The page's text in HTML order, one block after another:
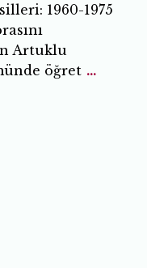
1960-1975
Artuklu
öğret ...